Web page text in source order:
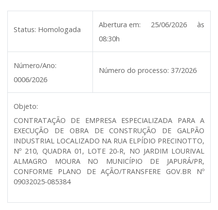
Status: Homologada
Abertura em:
25/06/2026 às
08:30h
Número/Ano:
0006/2026
Número do processo: 37/2026
Objeto:
CONTRATAÇÃO DE EMPRESA ESPECIALIZADA PARA A
EXECUÇÃO DE OBRA DE CONSTRUÇÃO DE GALPÃO
INDUSTRIAL LOCALIZADO NA RUA ELPÍDIO PRECINOTTO,
Nº 210, QUADRA 01, LOTE 20-R, NO JARDIM LOURIVAL
ALMAGRO MOURA NO MUNICÍPIO DE JAPURÁ/PR,
CONFORME PLANO DE AÇÃO/TRANSFERE GOV.BR Nº
09032025-085384